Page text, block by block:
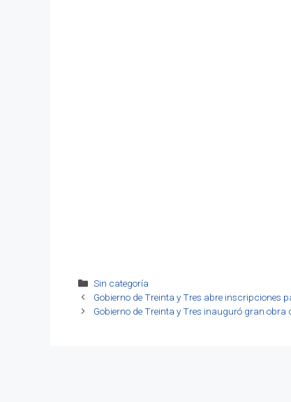
Categorías
Sin categoría
Gobierno de Treinta y Tres abre inscripciones
Gobierno de Treinta y Tres inauguró gran